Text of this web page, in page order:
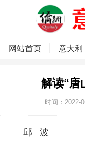
网站首页 意大利
解读“唐
时间：2022-
邱 波